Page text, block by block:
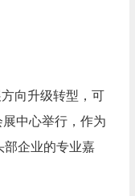
向升级转型，可
中心举行，作为
企业的专业嘉